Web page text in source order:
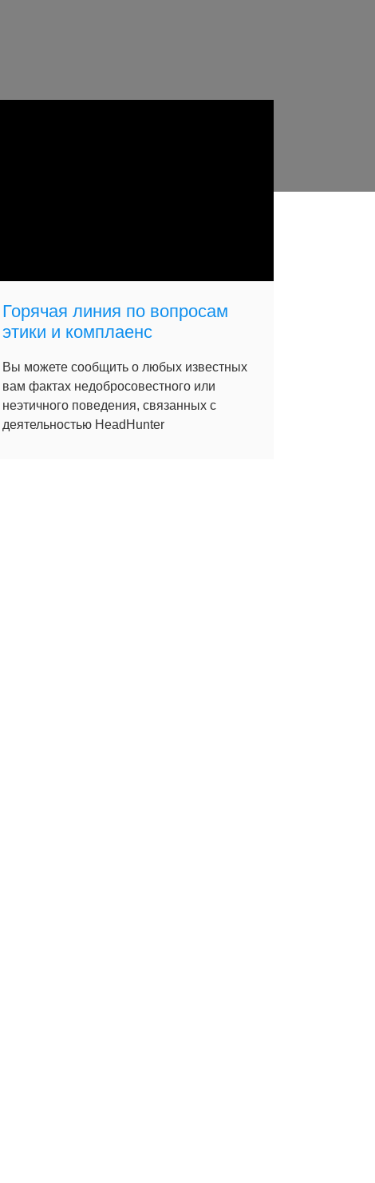
Горячая линия по вопросам
этики и комплаенс
Вы можете сообщить о любых известных
вам фактах недобросовестного или
неэтичного поведения, связанных с
деятельностью HeadHunter